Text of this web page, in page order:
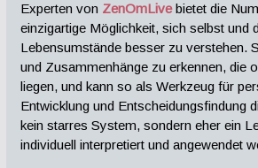
Experten von ZenOmLive bietet die
einzigartige Möglichkeit, sich selbst und
Lebensumstände besser zu verstehen.
und Zusammenhänge zu erkennen, die
liegen, und kann so als Werkzeug für
Entwicklung und Entscheidungsfindung
kein starres System, sondern eher ein
individuell interpretiert und angewendet